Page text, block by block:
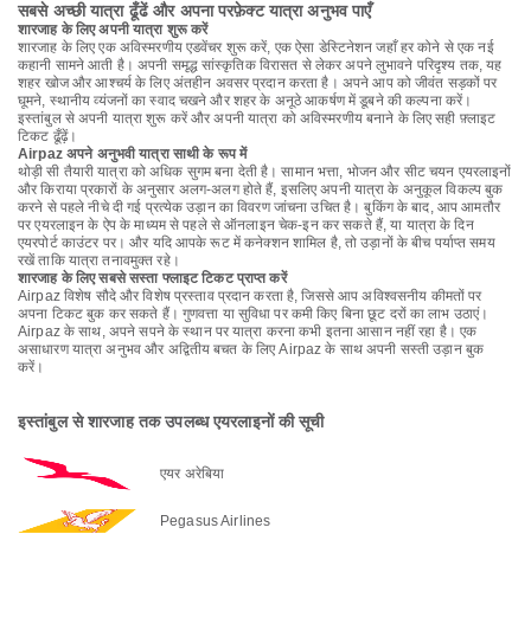
सबसे अच्छी यात्रा ढूँढें और अपना परफ़ेक्ट यात्रा अनुभव पाएँ
शारजाह के लिए अपनी यात्रा शुरू करें
शारजाह के लिए एक अविस्मरणीय एडवेंचर शुरू करें, एक ऐसा डेस्टिनेशन जहाँ हर कोने से एक नई
कहानी सामने आती है। अपनी समृद्ध सांस्कृतिक विरासत से लेकर अपने लुभावने परिदृश्य तक, यह
शहर खोज और आश्चर्य के लिए अंतहीन अवसर प्रदान करता है। अपने आप को जीवंत सड़कों पर
घूमने, स्थानीय व्यंजनों का स्वाद चखने और शहर के अनूठे आकर्षण में डूबने की कल्पना करें।
इस्तांबुल से अपनी यात्रा शुरू करें और अपनी यात्रा को अविस्मरणीय बनाने के लिए सही फ़्लाइट
टिकट ढूँढ़ें।
Airpaz अपने अनुभवी यात्रा साथी के रूप में
थोड़ी सी तैयारी यात्रा को अधिक सुगम बना देती है। सामान भत्ता, भोजन और सीट चयन एयरलाइनों
और किराया प्रकारों के अनुसार अलग-अलग होते हैं, इसलिए अपनी यात्रा के अनुकूल विकल्प बुक
करने से पहले नीचे दी गई प्रत्येक उड़ान का विवरण जांचना उचित है। बुकिंग के बाद, आप आमतौर
पर एयरलाइन के ऐप के माध्यम से पहले से ऑनलाइन चेक-इन कर सकते हैं, या यात्रा के दिन
एयरपोर्ट काउंटर पर। और यदि आपके रूट में कनेक्शन शामिल है, तो उड़ानों के बीच पर्याप्त समय
रखें ताकि यात्रा तनावमुक्त रहे।
शारजाह के लिए सबसे सस्ता फ्लाइट टिकट प्राप्त करें
Airpaz विशेष सौदे और विशेष प्रस्ताव प्रदान करता है, जिससे आप अविश्वसनीय कीमतों पर
अपना टिकट बुक कर सकते हैं। गुणवत्ता या सुविधा पर कमी किए बिना छूट दरों का लाभ उठाएं।
Airpaz के साथ, अपने सपने के स्थान पर यात्रा करना कभी इतना आसान नहीं रहा है। एक
असाधारण यात्रा अनुभव और अद्वितीय बचत के लिए Airpaz के साथ अपनी सस्ती उड़ान बुक
करें।
इस्तांबुल से शारजाह तक उपलब्ध एयरलाइनों की सूची
एयर अरेबिया
Pegasus Airlines